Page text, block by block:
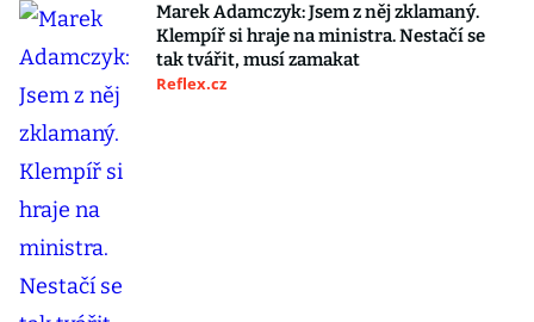
Marek Adamczyk: Jsem z něj zklamaný.
Klempíř si hraje na ministra. Nestačí se
tak tvářit, musí zamakat
Reflex.cz